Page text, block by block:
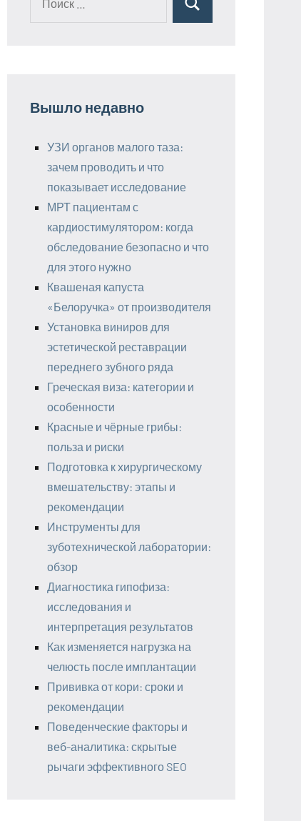
Поиск
Вышло недавно
УЗИ органов малого таза:
зачем проводить и что
показывает исследование
МРТ пациентам с
кардиостимулятором: когда
обследование безопасно и что
для этого нужно
Квашеная капуста
«Белоручка» от производителя
Установка виниров для
эстетической реставрации
переднего зубного ряда
Греческая виза: категории и
особенности
Красные и чёрные грибы:
польза и риски
Подготовка к хирургическому
вмешательству: этапы и
рекомендации
Инструменты для
зуботехнической лаборатории:
обзор
Диагностика гипофиза:
исследования и
интерпретация результатов
Как изменяется нагрузка на
челюсть после имплантации
Прививка от кори: сроки и
рекомендации
Поведенческие факторы и
веб-аналитика: скрытые
рычаги эффективного SEO